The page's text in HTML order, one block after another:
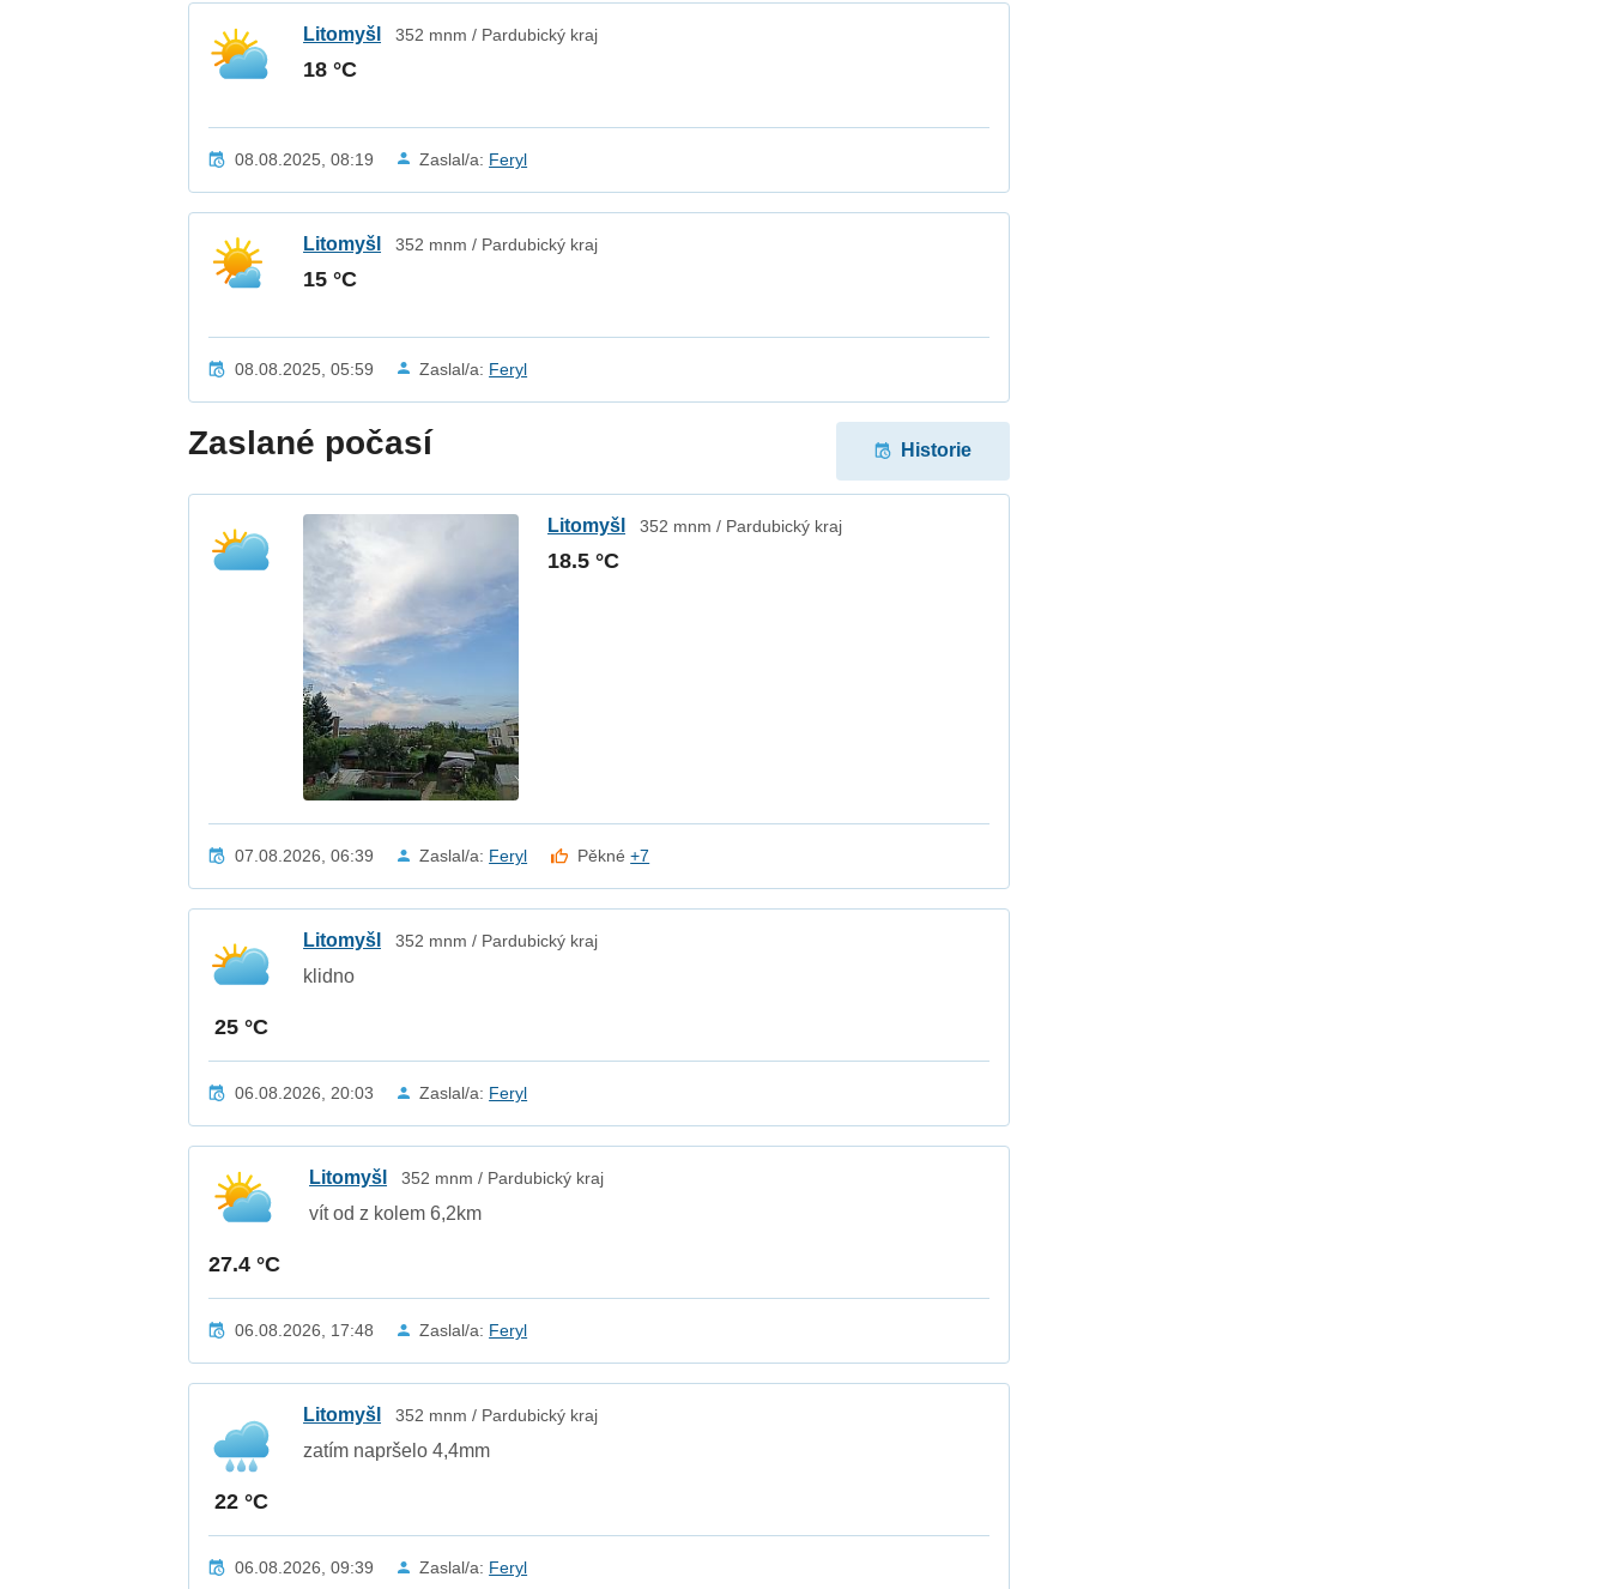
Litomyšl 352 mnm / Pardubický kraj
18 °C
08.08.2025, 08:19 Zaslal/a: Feryl
Litomyšl 352 mnm / Pardubický kraj
15 °C
08.08.2025, 05:59 Zaslal/a: Feryl
Zaslané počasí Historie
Litomyšl 352 mnm / Pardubický kraj
18.5 °C
07.08.2026, 06:39 Zaslal/a: Feryl Pěkné+7
25 °C
Litomyšl 352 mnm / Pardubický kraj
klidno
06.08.2026, 20:03 Zaslal/a: Feryl
27.4 °C
Litomyšl 352 mnm / Pardubický kraj
vít od z kolem 6,2km
06.08.2026, 17:48 Zaslal/a: Feryl
22 °C
Litomyšl 352 mnm / Pardubický kraj
zatím napršelo 4,4mm
06.08.2026, 09:39 Zaslal/a: Feryl